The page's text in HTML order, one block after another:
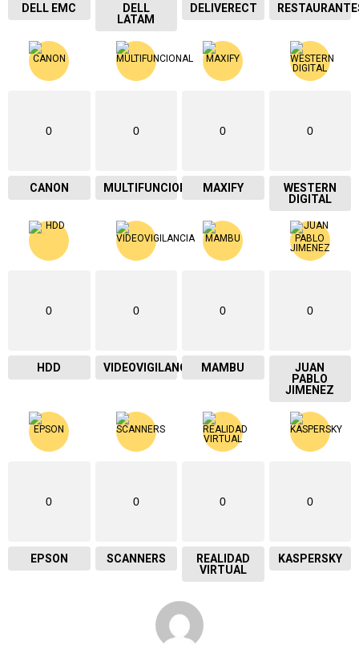
DELL EMC
DELL
LATAM
DELIVERECT
0
CANON
0
MULTIFUNCIONAL
0
MAXIFY
0
WESTERN
DIGITAL
0
HDD
0
VIDEOVIGILANCIA
0
MAMBU
0
JUAN
PABLO
JIMENEZ
0
EPSON
0
SCANNERS
0
REALIDAD
VIRTUAL
0
KASPERSKY